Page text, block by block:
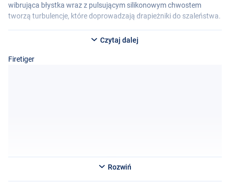
wibrująca błystka wraz z pulsującym silikonowym chwostem
tworzą turbulencje, które doprowadzają drapieżniki do szaleństwa.
Czytaj dalej
Firetiger
Rozwiń